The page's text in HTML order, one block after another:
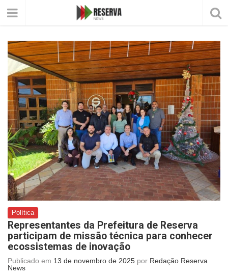
Política
Representantes da Prefeitura de Reserva
participam de missão técnica para conhecer
ecossistemas de inovação
Publicado em 13 de novembro de 2025 por Redação Reserva
News